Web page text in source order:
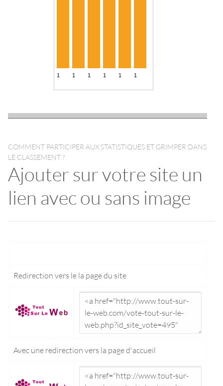
COMMENT PARTICIPER AUX STATISTIQUES ET GRIMPER DANS
LE CLASSEMENT ?
Ajouter sur votre site un
lien avec ou sans image
Redirection vers le la page du site
Avec une redirection vers la page d'accueil